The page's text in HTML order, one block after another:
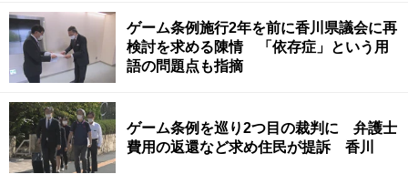
ゲーム条例施行2年を前に香川県議会に再
検討を求める陳情 「依存症」という用
語の問題点も指摘
ゲーム条例を巡り2つ目の裁判に 弁護士
費用の返還など求め住民が提訴 香川